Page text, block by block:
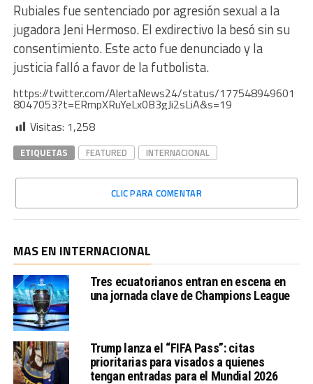
Rubiales fue sentenciado por agresión sexual a la
jugadora Jeni Hermoso. El exdirectivo la besó sin su
consentimiento. Este acto fue denunciado y la
justicia falló a favor de la futbolista.
https://twitter.com/AlertaNews24/status/177548949601
8047053?t=ERmpXRuYeLx0B3gJi2sLiA&s=19
Visitas: 1,258
ETIQUETAS FEATURED INTERNACIONAL
CLIC PARA COMENTAR
MAS EN INTERNACIONAL
Tres ecuatorianos entran en escena en
una jornada clave de Champions League
Trump lanza el “FIFA Pass”: citas
prioritarias para visados a quienes
tengan entradas para el Mundial 2026